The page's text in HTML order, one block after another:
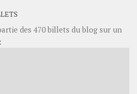
des 470billets du blog sur un